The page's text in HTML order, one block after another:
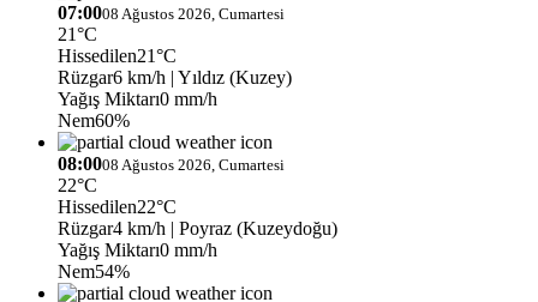
07:0008 Ağustos 2026, Cumartesi
21°C
Hissedilen21°C
Rüzgar6 km/h | Yıldız (Kuzey)
Yağış Miktarı0 mm/h
Nem60%
08:0008 Ağustos 2026, Cumartesi
22°C
Hissedilen22°C
Rüzgar4 km/h | Poyraz (Kuzeydoğu)
Yağış Miktarı0 mm/h
Nem54%